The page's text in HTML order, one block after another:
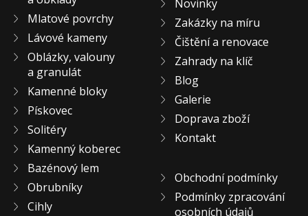
KONTAKT
Mlatové povrchy
Lávové kameny
Oblázky, valouny
a granulát
Kamenné bloky
Pískovec
Solitéry
Kamenný koberec
Bazénový lem
Obrubníky
Cihly
Novinky
Zakázky na míru
Čištění a renovace
Zahrady na klíč
Blog
Galerie
Doprava zboží
Kontakt
Obchodní podmínky
Podmínky zpracování
osobních údajů